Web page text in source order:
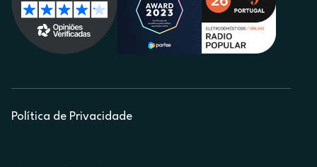
Política de Privacidade